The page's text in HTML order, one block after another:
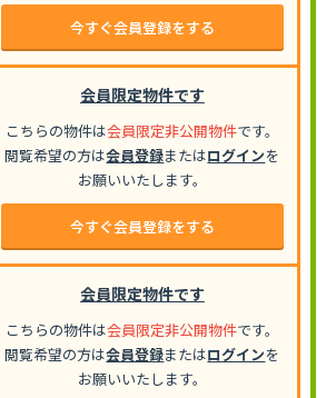
今すぐ会員登録をする
会員限定物件です
こちらの物件は会員限定非公開物件です。
閲覧希望の方は会員登録またはログインを
お願いいたします。
今すぐ会員登録をする
会員限定物件です
こちらの物件は会員限定非公開物件です。
閲覧希望の方は会員登録またはログインを
お願いいたします。